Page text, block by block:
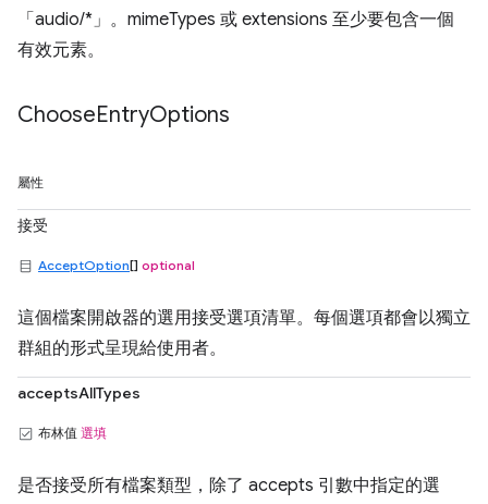
「audio/*」。mimeTypes 或 extensions 至少要包含一個
有效元素。
ChooseEntryOptions
屬性
接受
AcceptOption[] optional
這個檔案開啟器的選用接受選項清單。每個選項都會以獨立
群組的形式呈現給使用者。
acceptsAllTypes
布林值 選填
是否接受所有檔案類型，除了 accepts 引數中指定的選